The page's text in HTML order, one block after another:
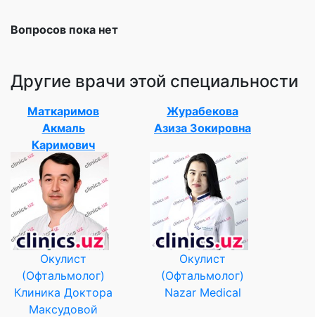
Вопросов пока нет
Другие врачи этой специальности
Маткаримов
Акмаль
Каримович
Окулист
(Офтальмолог)
Клиника Доктора
Максудовой
Журабекова
Азиза Зокировна
Окулист
(Офтальмолог)
Nazar Medical